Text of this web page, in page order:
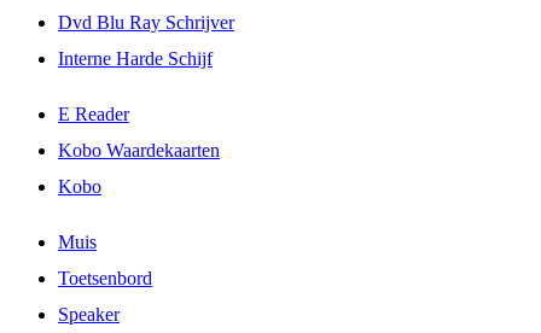
Dvd Blu Ray Schrijver
Interne Harde Schijf
E Reader
Kobo Waardekaarten
Kobo
Muis
Toetsenbord
Speaker